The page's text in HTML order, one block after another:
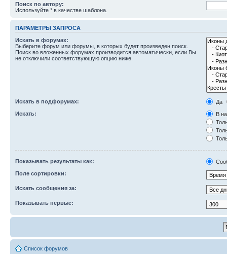
Поиск по автору:
Используйте * в качестве шаблона.
ПАРАМЕТРЫ ЗАПРОСА
Искать в форумах:
Выберите форум или форумы, в которых будет произведен поиск.
Поиск во вложенных форумах производится автоматически, если Вы
не отключили соответствующую опцию ниже.
Искать в подфорумах:
Да
Искать:
В
Показывать результаты как:
Поле сортировки:
Искать сообщения за:
Показывать первые:
Список форумов